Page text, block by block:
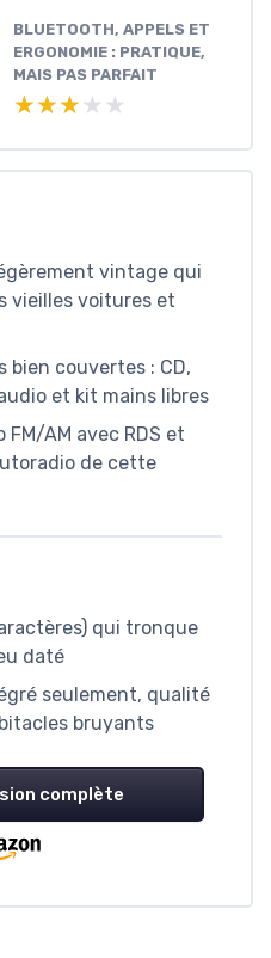
BLUETOOTH, APPELS ET
ERGONOMIE : PRATIQUE,
MAIS PAS PARFAIT
★★★★★
★★★★★
vintage qui
vieilles voitures et
bien couvertes : CD,
et kit mains libres
AM avec RDS et
de cette
qui tronque
daté
seulement, qualité
bruyants
complète